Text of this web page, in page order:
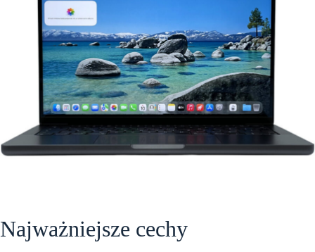
Najważniejsze cechy